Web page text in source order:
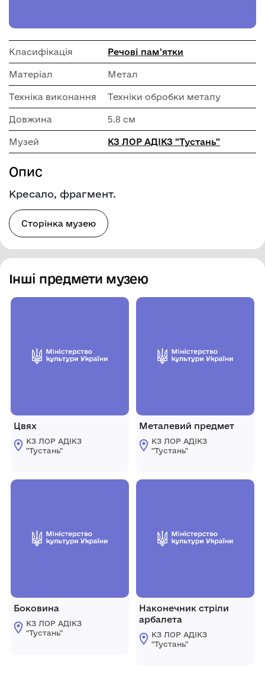
Класифікація Речові пам'ятки
Матеріал Метал
Техніка виконання Техніки обробки металу
Довжина 5.8 см
Музей КЗ ЛОР АДІКЗ "Тустань"
Опис
Кресало, фрагмент.
Сторінка музею
Інші предмети музею
Цвях
КЗ ЛОР АДІКЗ
"Тустань"
Боковина
КЗ ЛОР АДІКЗ
"Тустань"
Металевий предмет
КЗ ЛОР АДІКЗ
"Тустань"
Наконечник стріли
арбалета
КЗ ЛОР АДІКЗ
"Тустань"